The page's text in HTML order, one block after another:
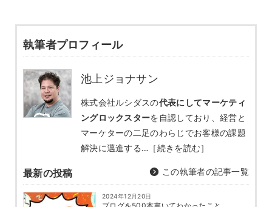
執筆者プロフィール
池上ジョナサン
株式会社ルシダスの代表にしてマーケティ
ングロックスターを自認しており、経営と
マーケターの二足のわらじでお客様の課題
解決に邁進する… ［続きを読む］
最新の投稿 この執筆者の記事一覧
2024年12月20日